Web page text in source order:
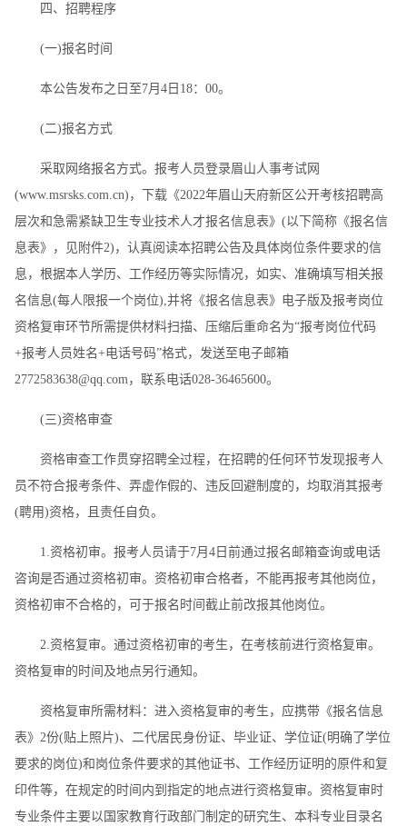
四、招聘程序
(一)报名时间
本公告发布之日至7月4日18：00。
(二)报名方式
采取网络报名方式。报考人员登录眉山人事考试网
(www.msrsks.com.cn)，下载《2022年眉山天府新区公开考核招聘高
层次和急需紧缺卫生专业技术人才报名信息表》(以下简称《报名信
息表》，见附件2)，认真阅读本招聘公告及具体岗位条件要求的信
息，根据本人学历、工作经历等实际情况，如实、准确填写相关报
名信息(每人限报一个岗位),并将《报名信息表》电子版及报考岗位
资格复审环节所需提供材料扫描、压缩后重命名为“报考岗位代码
+报考人员姓名+电话号码”格式，发送至电子邮箱
2772583638@qq.com，联系电话028-36465600。
(三)资格审查
资格审查工作贯穿招聘全过程，在招聘的任何环节发现报考人
员不符合报考条件、弄虚作假的、违反回避制度的，均取消其报考
(聘用)资格，且责任自负。
1.资格初审。报考人员请于7月4日前通过报名邮箱查询或电话
咨询是否通过资格初审。资格初审合格者，不能再报考其他岗位，
资格初审不合格的，可于报名时间截止前改报其他岗位。
2.资格复审。通过资格初审的考生，在考核前进行资格复审。
资格复审的时间及地点另行通知。
资格复审所需材料：进入资格复审的考生，应携带《报名信息
表》2份(贴上照片)、二代居民身份证、毕业证、学位证(明确了学位
要求的岗位)和岗位条件要求的其他证书、工作经历证明的原件和复
印件等，在规定的时间内到指定的地点进行资格复审。资格复审时
专业条件主要以国家教育行政部门制定的研究生、本科专业目录名